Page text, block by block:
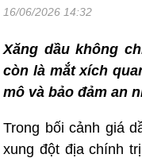
16/06/2026 14:32
Xăng dầu không
còn là mắt xích
mô và bảo đảm an
Trong bối cảnh giá
xung đột địa chính